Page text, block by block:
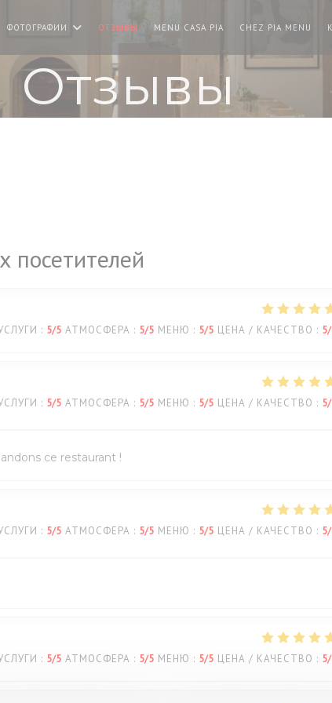
ФОТОГРАФИИ ОТЗЫВЫ MENU CASA PIA ((ОТКРЫВАЕТСЯ В
CHEZ PIA MENU
Отзывы
посетителей
: 5/5 АТМОСФЕРА : 5/5 МЕНЮ : 5/5 ЦЕНА / КАЧЕСТВО : 5
: 5/5 АТМОСФЕРА : 5/5 МЕНЮ : 5/5 ЦЕНА / КАЧЕСТВО : 5
ce restaurant !
: 5/5 АТМОСФЕРА : 5/5 МЕНЮ : 5/5 ЦЕНА / КАЧЕСТВО : 5
: 5/5 АТМОСФЕРА : 5/5 МЕНЮ : 5/5 ЦЕНА / КАЧЕСТВО : 5